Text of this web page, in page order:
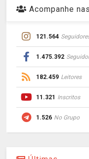
Acompanhe
121.564
1.475.392
182.459 Leitores
11.321 Inscritos
1.526 No Grupo